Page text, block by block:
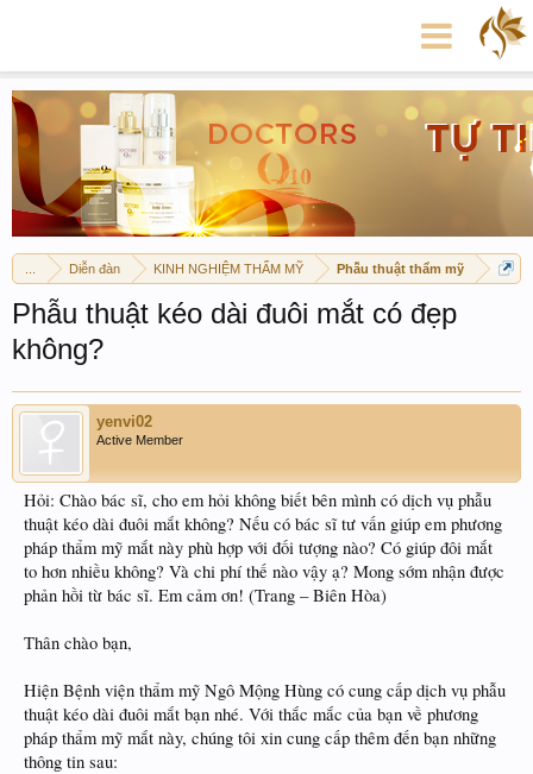
Diễn đàn KINH NGHIỆM THẨM MỸ Phẫu thuật thẩm mỹ
Phẫu thuật kéo dài đuôi mắt có đẹp
không?
yenvi02
Active Member
Hỏi: Chào bác sĩ, cho em hỏi không biết bên mình có dịch vụ phẫu
thuật kéo dài đuôi mắt không? Nếu có bác sĩ tư vấn giúp em phương
pháp thẩm mỹ mắt này phù hợp với đối tượng nào? Có giúp đôi mắt
to hơn nhiều không? Và chi phí thế nào vậy ạ? Mong sớm nhận được
phản hồi từ bác sĩ. Em cảm ơn! (Trang – Biên Hòa)
Thân chào bạn,
Hiện Bệnh viện thẩm mỹ Ngô Mộng Hùng có cung cấp dịch vụ phẫu
thuật kéo dài đuôi mắt bạn nhé. Với thắc mắc của bạn về phương
pháp thẩm mỹ mắt này, chúng tôi xin cung cấp thêm đến bạn những
thông tin sau: